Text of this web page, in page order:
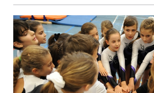
Un programme unique